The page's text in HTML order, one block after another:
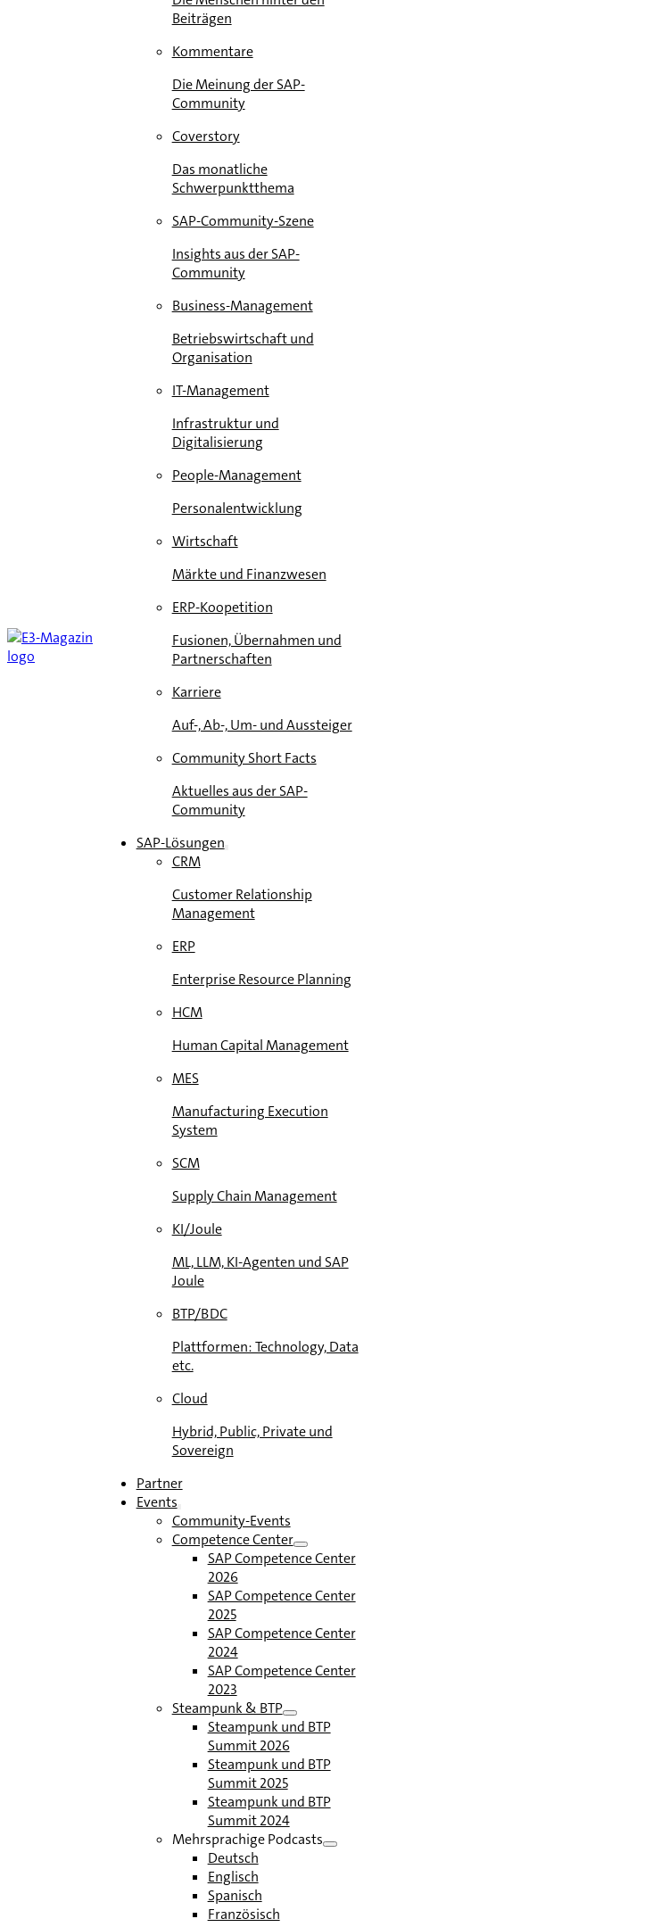
Beiträgen
Kommentare
Die Meinung der SAP-
Community
Coverstory
Das monatliche
Schwerpunktthema
SAP-Community-Szene
Insights aus der SAP-
Community
Business-Management
Betriebswirtschaft und
Organisation
IT-Management
Infrastruktur und
Digitalisierung
People-Management
Personalentwicklung
Wirtschaft
Märkte und Finanzwesen
ERP-Koopetition
Fusionen, Übernahmen und
Partnerschaften
Karriere
Auf-, Ab-, Um- und Aussteiger
Community Short Facts
Aktuelles aus der SAP-
Community
SAP-Lösungen
CRM
Customer Relationship
Management
ERP
Enterprise Resource Planning
HCM
Human Capital Management
MES
Manufacturing Execution
System
SCM
Supply Chain Management
KI/Joule
ML, LLM, KI-Agenten und SAP
Joule
BTP/BDC
Plattformen: Technology, Data
etc.
Cloud
Hybrid, Public, Private und
Sovereign
Partner
Events
Community-Events
Competence Center
SAP Competence Center
2026
SAP Competence Center
2025
SAP Competence Center
2024
SAP Competence Center
2023
Steampunk & BTP
Steampunk und BTP
Summit 2026
Steampunk und BTP
Summit 2025
Steampunk und BTP
Summit 2024
Mehrsprachige Podcasts
Deutsch
Englisch
Spanisch
Französisch